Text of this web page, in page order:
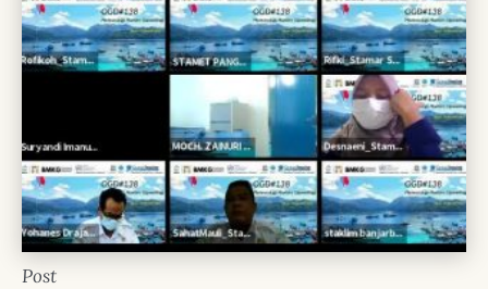
Post